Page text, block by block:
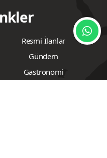
Resmi İlanlar
Gündem
Gastronomi